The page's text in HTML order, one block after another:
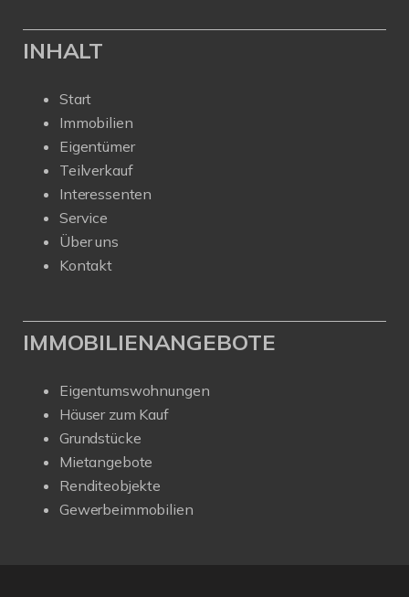
INHALT
Start
Immobilien
Eigentümer
Teilverkauf
Interessenten
Service
Über uns
Kontakt
IMMOBILIENANGEBOTE
Eigentumswohnungen
Häuser zum Kauf
Grundstücke
Mietangebote
Renditeobjekte
Gewerbeimmobilien